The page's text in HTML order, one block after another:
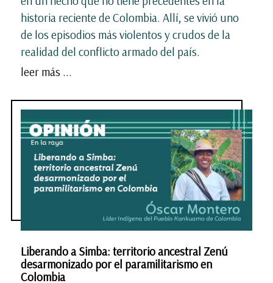
historia reciente de Colombia. Allí, se vivió uno
de los episodios más violentos y crudos de la
realidad del conflicto armado del país.
leer más ...
Liberando a Simba: territorio ancestral Zenú
desarmonizado por el paramilitarismo en
Colombia